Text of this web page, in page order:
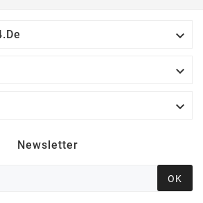



Newsletter
OK